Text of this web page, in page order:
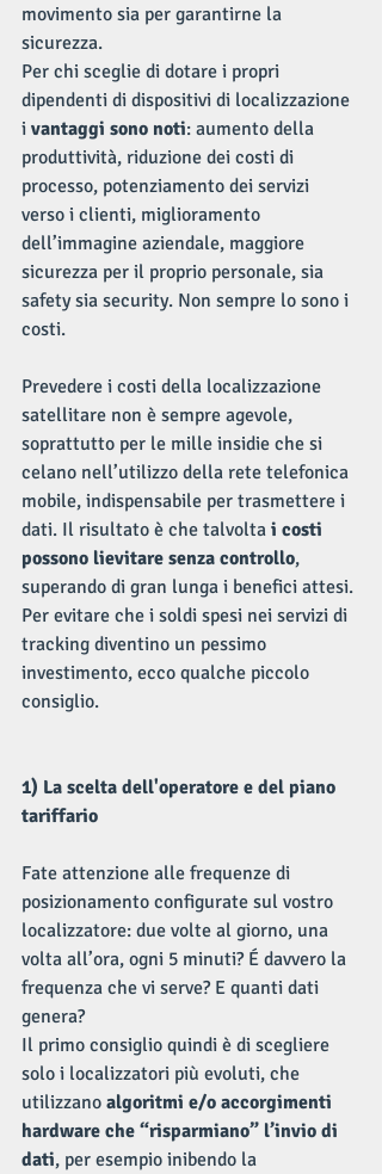
movimento sia per garantirne la
sicurezza.
Per chi sceglie di dotare i propri
dipendenti di dispositivi di localizzazione
i vantaggi sono noti: aumento della
produttività, riduzione dei costi di
processo, potenziamento dei servizi
verso i clienti, miglioramento
dell’immagine aziendale, maggiore
sicurezza per il proprio personale, sia
safety sia security. Non sempre lo sono i
costi.
Prevedere i costi della localizzazione
satellitare non è sempre agevole,
soprattutto per le mille insidie che si
celano nell’utilizzo della rete telefonica
mobile, indispensabile per trasmettere i
dati. Il risultato è che talvolta i costi
possono lievitare senza controllo,
superando di gran lunga i benefici attesi.
Per evitare che i soldi spesi nei servizi di
tracking diventino un pessimo
investimento, ecco qualche piccolo
consiglio.
1) La scelta dell'operatore e del piano
tariffario
Fate attenzione alle frequenze di
posizionamento configurate sul vostro
localizzatore: due volte al giorno, una
volta all’ora, ogni 5 minuti? É davvero la
frequenza che vi serve? E quanti dati
genera?
Il primo consiglio quindi è di scegliere
solo i localizzatori più evoluti, che
utilizzano algoritmi e/o accorgimenti
hardware che “risparmiano” l’invio di
dati, per esempio inibendo la